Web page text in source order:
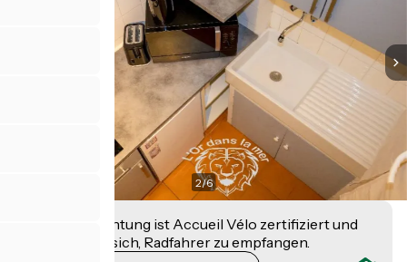
2/6
Diese Einrichtung ist Accueil Vélo zertifiziert und
verpflichtet sich, Radfahrer zu empfangen.